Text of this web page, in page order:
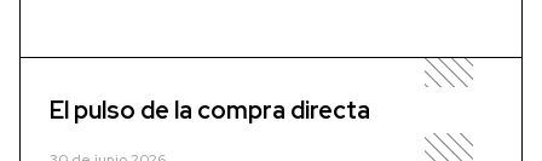
El pulso de la compra directa